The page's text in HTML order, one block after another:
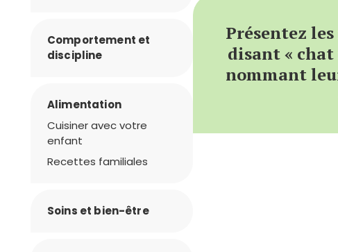
Présentez
disant «
nommant
Comportement et
discipline
Alimentation
Cuisiner avec votre
enfant
Recettes familiales
Soins et bien-être